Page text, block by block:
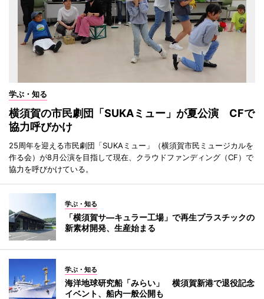
学ぶ・知る
横須賀の市民劇団「SUKAミュー」が夏公演 CFで
協力呼びかけ
25周年を迎える市民劇団「SUKAミュー」（横須賀市民ミュージカルを
作る会）が8月公演を目指して現在、クラウドファンディング（CF）で
協力を呼びかけている。
学ぶ・知る
「横須賀サ―キュラー工場」で再生プラスチックの
新素材開発、生産始まる
学ぶ・知る
海洋地球研究船「みらい」 横須賀新港で退役記念
イベント、船内一般公開も